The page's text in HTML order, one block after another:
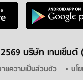
2569 บริษัท เทนเซ็นต์
ายความเป็นส่วนตัว นโ